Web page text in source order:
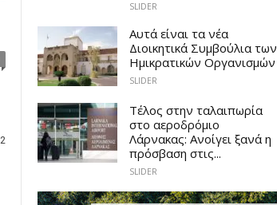
SLIDER
Αυτά είναι τα νέα
Διοικητικά Συμβούλια των
Ημικρατικών Οργανισμών
SLIDER
Tέλος στην ταλαιπωρία
στο αεροδρόμιο
Λάρνακας: Ανοίγει ξανά η
πρόσβαση στις...
SLIDER